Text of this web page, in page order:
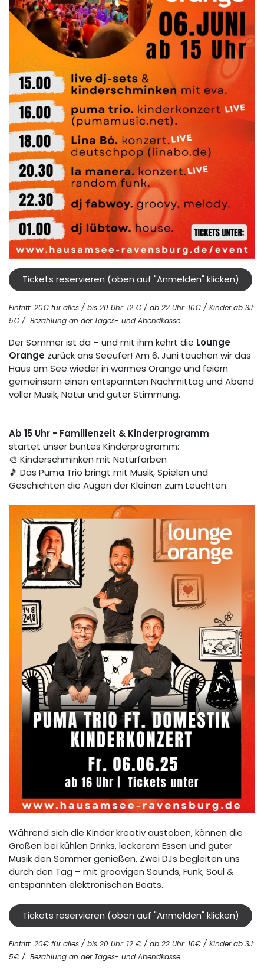
Tickets reservieren (oben auf "Anmelden" klicken)
Eintritt: 20€ für alles / bis 20 Uhr: 12 € / ab 22 Uhr: 10€ / Kinder ab 3J:
5€ / Bezahlung an der Tages- und Abendkasse.
Der Sommer ist da – und mit ihm kehrt die Lounge
Orange zurück ans Seeufer! Am 6. Juni tauchen wir das
Haus am See wieder in warmes Orange und feiern
gemeinsam einen entspannten Nachmittag und Abend
voller Musik, Natur und guter Stimmung.
Ab 15 Uhr - Familienzeit & Kinderprogramm
startet unser buntes Kinderprogramm:
🎨 Kinderschminken mit Naturfarben
🎵 Das Puma Trio bringt mit Musik, Spielen und
Geschichten die Augen der Kleinen zum Leuchten.
Während sich die Kinder kreativ austoben, können die
Großen bei kühlen Drinks, leckerem Essen und guter
Musik den Sommer genießen. Zwei DJs begleiten uns
durch den Tag – mit groovigen Sounds, Funk, Soul &
entspannten elektronischen Beats.
Tickets reservieren (oben auf "Anmelden" klicken)
Eintritt: 20€ für alles / bis 20 Uhr: 12 € / ab 22 Uhr: 10€ / Kinder ab 3J:
5€ / Bezahlung an der Tages- und Abendkasse.